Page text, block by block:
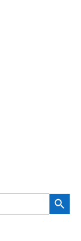
Search Button